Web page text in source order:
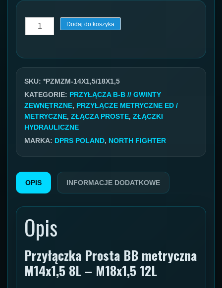
ilość
Przyłącze
14x1,5
08L/18x1,5
10L
Dodaj do koszyka
SKU: *PZMZM-14X1,5/18X1,5
KATEGORIE: PRZYŁĄCZA B-B // GWINTY
ZEWNĘTRZNE, PRZYŁĄCZE METRYCZNE ED /
METRYCZNE, ZŁĄCZA PROSTE, ZŁĄCZKI
HYDRAULICZNE
MARKA: DPRS POLAND, NORTH FIGHTER
OPIS INFORMACJE DODATKOWE
Opis
Przyłączka Prosta BB metryczna
M14x1,5 8L – M18x1,5 12L